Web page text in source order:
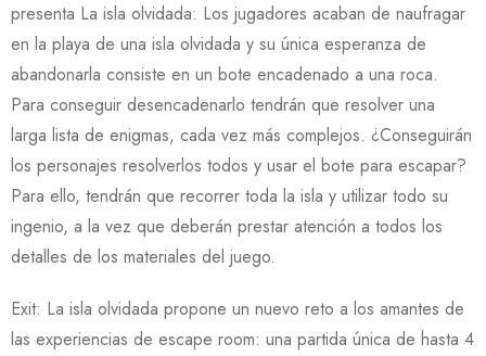
presenta La isla olvidada: Los jugadores acaban de naufragar
en la playa de una isla olvidada y su única esperanza de
abandonarla consiste en un bote encadenado a una roca.
Para conseguir desencadenarlo tendrán que resolver una
larga lista de enigmas, cada vez más complejos. ¿Conseguirán
los personajes resolverlos todos y usar el bote para escapar?
Para ello, tendrán que recorrer toda la isla y utilizar todo su
ingenio, a la vez que deberán prestar atención a todos los
detalles de los materiales del juego.
Exit: La isla olvidada propone un nuevo reto a los amantes de
las experiencias de escape room: una partida única de hasta 4